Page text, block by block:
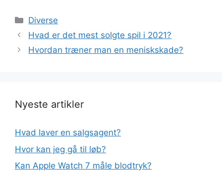
Kategorier
Diverse
Hvad er det mest solgte spil i 2021?
Hvordan træner man en meniskskade?
Nyeste artikler
Hvad laver en salgsagent?
Hvor kan jeg gå til løb?
Kan Apple Watch 7 måle blodtryk?